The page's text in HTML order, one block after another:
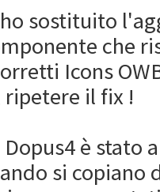
sostituito
che
Icons
il fix !
è stato
si copiano